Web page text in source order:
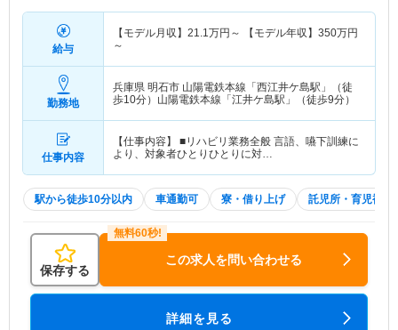
給与
【モデル月収】 21.1万円～ 【モデル年収】 350万円
～
勤務地
兵庫県 明石市 山陽電鉄本線「西江井ケ島駅」（徒
歩10分）山陽電鉄本線「江井ケ島駅」（徒歩9分）
仕事内容
【仕事内容】 ■リハビリ業務全般 言語、嚥下訓練に
より、対象者ひとりひとりに対…
駅から徒歩10分以内 車通勤可 寮・借り上げ 託児所・育児補助
保存する
この求人を問い合わせる
詳細を見る